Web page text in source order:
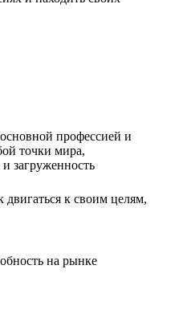
профессией и
точки мира,
загруженность
двигаться к своим целям,
на рынке